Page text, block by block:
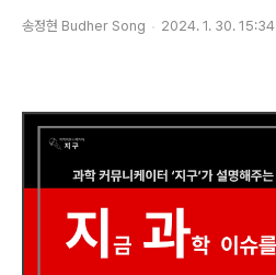
송정현 Budher Song 2024. 1. 30. 15:34